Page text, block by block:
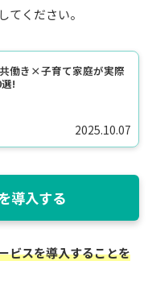
てください。
共働き×子育て家庭が実際
!
2025.10.07
導入する
ビスを導入することを